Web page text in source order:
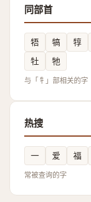
同部首
牾 犒 犉
牡
牠
与「牜」部相关的字
热搜
一 爱 福
常被查询的字